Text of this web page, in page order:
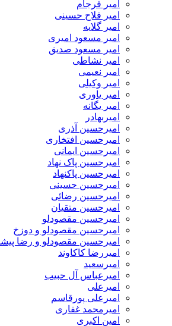
امیر فرجام
امیر فلاح حسینی
امیر گلایه
امیر مسعود امیری
امیر مسعود صدیق
امیر نشاطی
امیر نعیمی
امیر وکیلی
امیر یاوری
امیر یگانه
امیربهادر
امیرحسین آذری
امیرحسین افتخاری
امیرحسین ایمانی
امیرحسین پاک نهاد
امیرحسین پاکنهاد
امیرحسین حسینی
امیرحسین رضائی
امیرحسین متقیان
امیرحسین مقصودلو
امیرحسین مقصودلو و دوزخ
امیرحسین مقصودلو و رضا پیشرو
امیررضا کاکاوند
امیرسعید
امیرعباس آل حبیب
امیرعلی
امیرعلی پورقاسم
امیرمحمد غفاری
امین اکبری